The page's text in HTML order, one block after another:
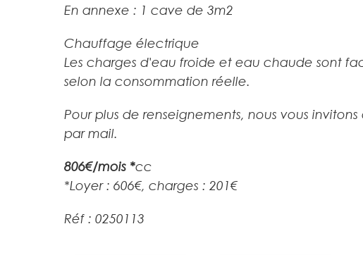
En annexe : 1 cave de 3m2
Chauffage électrique
Les charges d'eau froide et eau chaude sont
selon la consommation réelle.
Pour plus de renseignements, nous vous
par mail.
806€/mois *cc
*Loyer : 606€, charges : 201€
Réf : 0250113